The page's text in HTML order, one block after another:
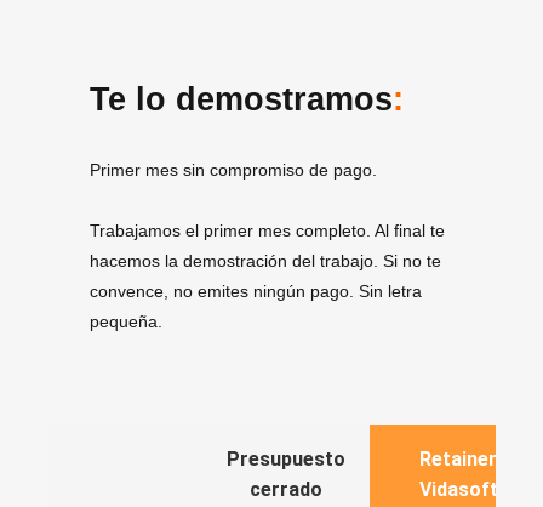
Te lo demostramos:
Primer mes sin compromiso de pago.
Trabajamos el primer mes completo. Al final te
hacemos la demostración del trabajo. Si no te
convence, no emites ningún pago. Sin letra
pequeña.
Presupuesto
cerrado
Retainer
Vidasoft